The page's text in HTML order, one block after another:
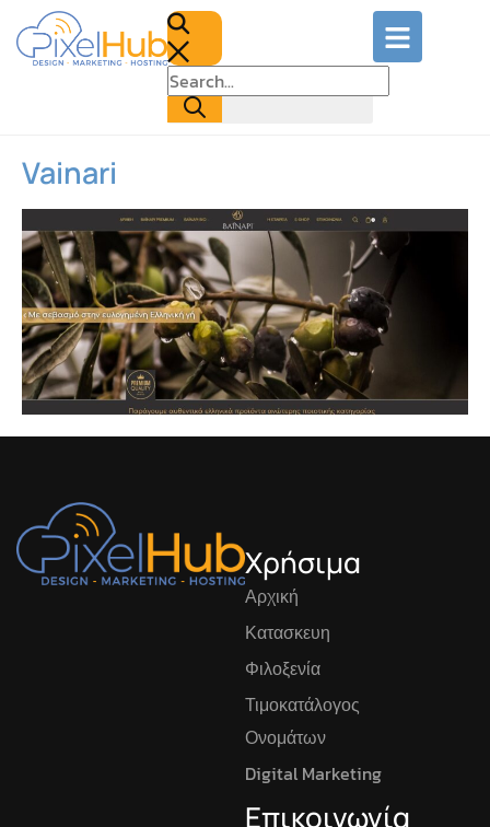
Vainari
Χρήσιμα
Αρχική
Κατασκευη
Φιλοξενία
Τιμοκατάλογος
Ονομάτων
Digital Marketing
Επικοινωνία